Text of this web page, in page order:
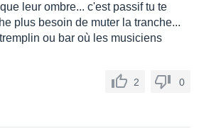
leur ombre... c'est passif tu te
plus besoin de muter la tranche...
ou bar où les musiciens
2 0